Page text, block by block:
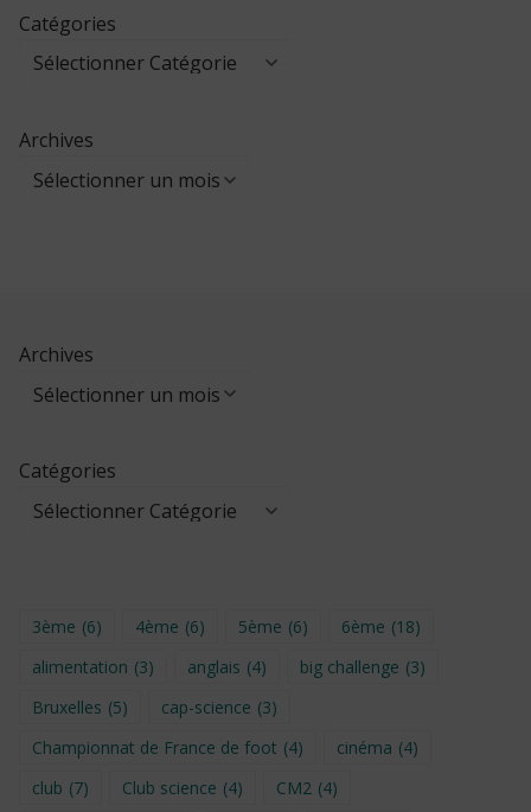
Catégories
Archives
Archives
Catégories
3ème (6) 4ème (6) 5ème (6) 6ème (18)
alimentation (3) anglais (4) big challenge (3)
Bruxelles (5) cap-science (3)
Championnat de France de foot (4) cinéma (4)
club (7) Club science (4) CM2 (4)